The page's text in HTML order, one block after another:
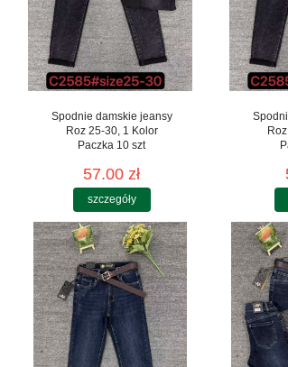
Spodnie damskie jeansy
Roz 25-30, 1 Kolor
Paczka 10 szt
57.00 zł
szczegóły